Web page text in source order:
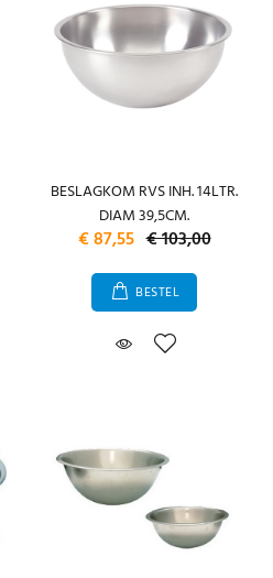
BESLAGKOM RVS INH. 14LTR.
DIAM 39,5CM.
€ 87,55 € 103,00
BESTEL